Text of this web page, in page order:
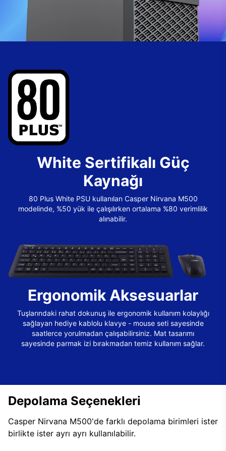
White Sertifikalı Güç
Kaynağı
80 Plus White PSU kullanılan Casper Nirvana M500
modelinde, %50 yük ile çalışılırken ortalama %80 verimlilik
alınabilir.
Ergonomik Aksesuarlar
Tuşlarındaki rahat dokunuş ile ergonomik kullanım kolaylığı
sağlayan hediye kablolu klavye - mouse seti sayesinde
saatlerce yorulmadan çalışabilirsiniz. Mat tasarımı
sayesinde parmak izi bırakmadan temiz kullanım sağlar.
Depolama Seçenekleri
Casper Nirvana M500'de farklı depolama birimleri ister
birlikte ister ayrı ayrı kullanılabilir.